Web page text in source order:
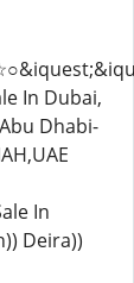
In Dubai,
Dhabi-
In
Deira))